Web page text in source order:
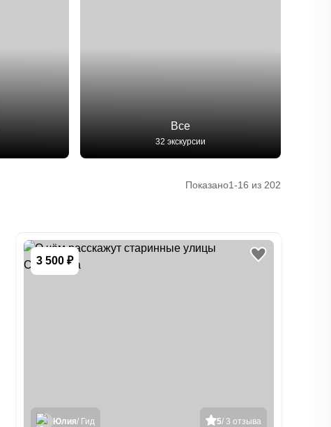
Все
32 экскурсии
Показано1-16 из 202
3 500 ₽
5/ 3 отзыва
Юлия/ Гид